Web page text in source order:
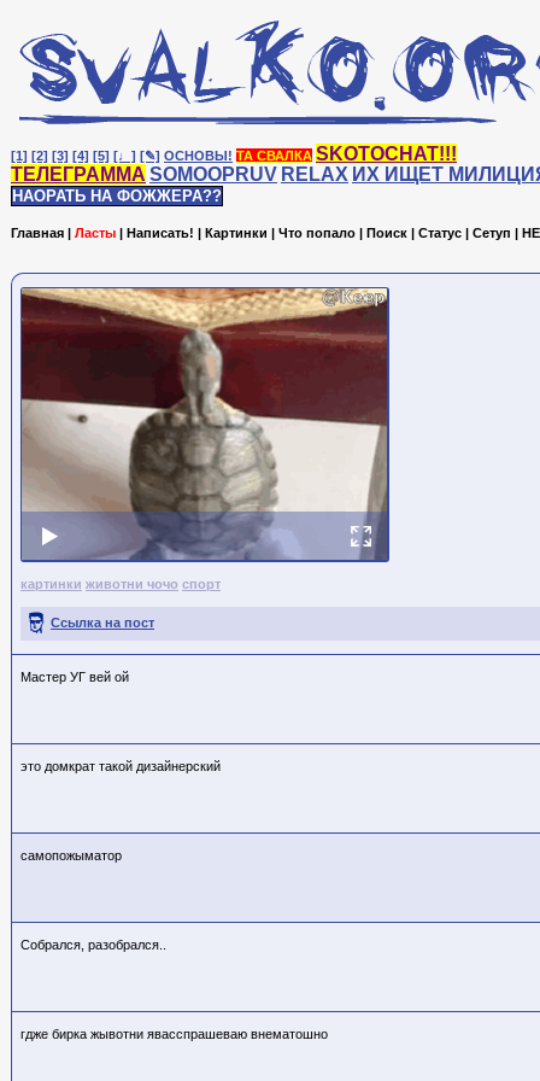
[1] [2] [3] [4] [5] [♩] [✎] ОСНОВЫ! ТА СВАЛКА SKOTOCHAT!!!
ТЕЛЕГРАММА SOMOOPRUV RELAX ИХ ИЩЕТ
НАОРАТЬ НА ФОЖЖЕРА??
Главная | Ласты | Написать! | Картинки | Что попало | Поиск | Статус | Сетуп |
картинки животни чочо спорт
Ссылка на пост
Мастер УГ вей ой
это домкрат такой дизайнерский
самопожыматор
Собрался, разобрался..
гдже бирка жывотни явасспрашеваю внематошно